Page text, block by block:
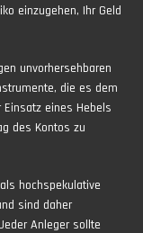
einzugehen, Ihr Geld
unvorhersehbaren
die es dem
eines Hebels
des Kontos zu
hochspekulative
sind daher
Anleger sollte